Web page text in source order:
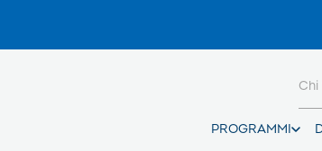
PROGRAMMI
Chi